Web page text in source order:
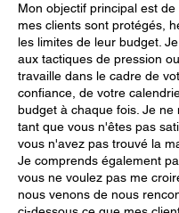
Mon objectif principal est
mes clients sont protégés,
les limites de leur budget.
aux tactiques de pression
travaille dans le cadre de
confiance, de votre
budget à chaque fois. Je ne
tant que vous n'êtes pas
vous n'avez pas trouvé la
Je comprends également
vous ne voulez pas me
nous venons de nous